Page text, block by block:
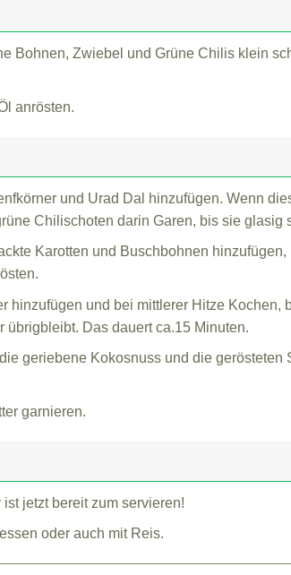
Bohnen, Zwiebel und Grüne Chilis klein
anrösten.
und Urad Dal hinzufügen. Wenn
Chilischoten darin Garen, bis sie glasig
Karotten und Buschbohnen
hinzufügen und bei mittlerer Hitze Kochen,
übrigbleibt. Das dauert ca.15 Minuten.
geriebene Kokosnuss und die gerösteten
garnieren.
jetzt bereit zum servieren!
oder auch mit Reis.